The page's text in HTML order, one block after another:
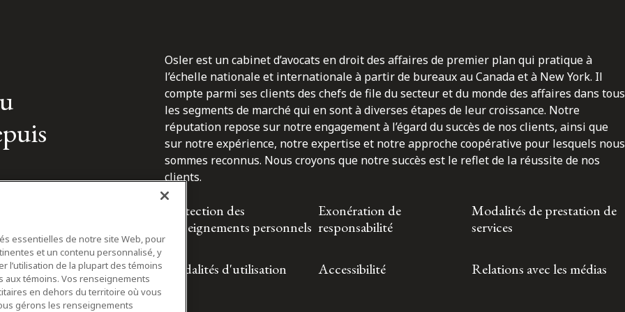
Osler est un cabinet d’avocats en droit des affaires de premier plan qui pratique à
l’échelle nationale et internationale à partir de bureaux au Canada et à New York. Il
compte parmi ses clients des chefs de file du secteur et du monde des affaires dans tous
les segments de marché qui en sont à diverses étapes de leur croissance. Notre
réputation repose sur notre engagement à l’égard du succès de nos clients, ainsi que
sur notre expérience, notre expertise et notre approche coopérative pour lesquels nous
sommes reconnus. Nous croyons que notre succès est le reflet de la réussite de nos
clients.
Protection des
renseignements personnels
Exonération de
responsabilité
Modalités de prestation de
services
Modalités d'utilisation Accessibilité Relations avec les médias
essentielles de notre site Web, pour
et un contenu personnalisé, y
l’utilisation de la plupart des témoins
témoins. Vos renseignements
en dehors du territoire où vous
gérons les renseignements